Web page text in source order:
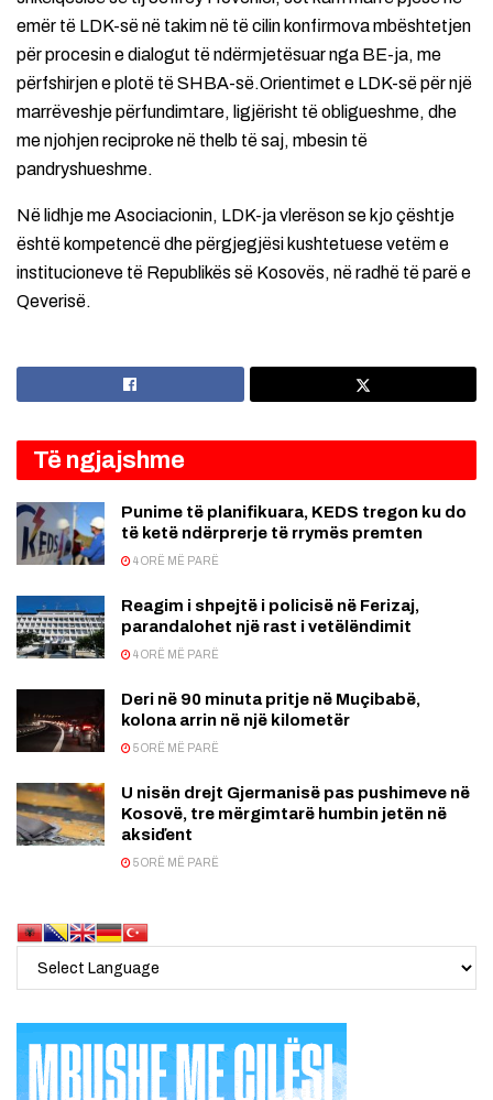
emër të LDK-së në takim në të cilin konfirmova mbështetjen
për procesin e dialogut të ndërmjetësuar nga BE-ja, me
përfshirjen e plotë të SHBA-së.Orientimet e LDK-së për një
marrëveshje përfundimtare, ligjërisht të obligueshme, dhe
me njohjen reciproke në thelb të saj, mbesin të
pandryshueshme.
Në lidhje me Asociacionin, LDK-ja vlerëson se kjo çështje
është kompetencë dhe përgjegjësi kushtetuese vetëm e
institucioneve të Republikës së Kosovës, në radhë të parë e
Qeverisë.
Të ngjajshme
Punime të planifikuara, KEDS tregon ku do
të ketë ndërprerje të rrymës premten
4 ORË MË PARË
Reagim i shpejtë i policisë në Ferizaj,
parandalohet një rast i vetëlëndimit
4 ORË MË PARË
Deri në 90 minuta pritje në Muçibabë,
kolona arrin në një kilometër
5 ORË MË PARË
U nisën drejt Gjermanisë pas pushimeve në
Kosovë, tre mërgimtarë humbin jetën në
aksiďent
5 ORË MË PARË